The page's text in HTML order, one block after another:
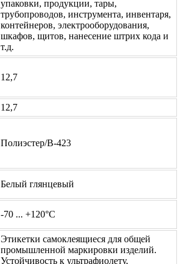
упаковки, продукции, тары,
трубопроводов, инструмента, инвентаря,
контейнеров, электрооборудования,
шкафов, щитов, нанесение штрих кода и
т.д.
12,7
12,7
Полиэстер/В-423
Белый глянцевый
-70 ... +120°С
Этикетки самоклеящиеся для общей
промышленной маркировки изделий.
Устойчивость к ультрафиолету,